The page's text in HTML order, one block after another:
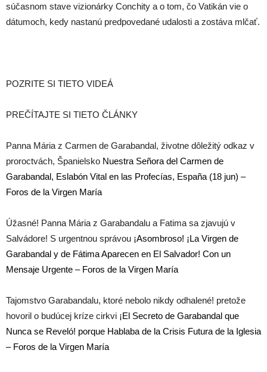
súčasnom stave vizionárky Conchity a o tom, čo Vatikán vie o
dátumoch, kedy nastanú predpovedané udalosti a zostáva mlčať.
POZRITE SI TIETO VIDEÁ
PREČÍTAJTE SI TIETO ČLÁNKY
Panna Mária z Carmen de Garabandal, životne dôležitý odkaz v
proroctvách, Španielsko Nuestra Señora del Carmen de
Garabandal, Eslabón Vital en las Profecías, España (18 jun) –
Foros de la Virgen María
Úžasné! Panna Mária z Garabandalu a Fatima sa zjavujú v
Salvádore! S urgentnou správou ¡Asombroso! ¡La Virgen de
Garabandal y de Fátima Aparecen en El Salvador! Con un
Mensaje Urgente – Foros de la Virgen María
Tajomstvo Garabandalu, ktoré nebolo nikdy odhalené! pretože
hovoril o budúcej kríze cirkvi ¡El Secreto de Garabandal que
Nunca se Reveló! porque Hablaba de la Crisis Futura de la Iglesia
– Foros de la Virgen María